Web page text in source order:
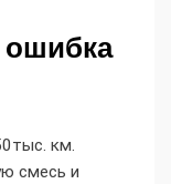
ошибка
км.
смесь и